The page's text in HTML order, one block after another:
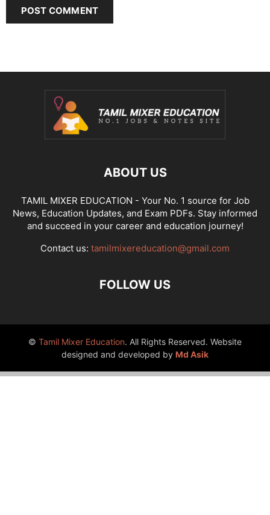
ABOUT US
TAMIL MIXER EDUCATION - Your No. 1 source for Job
News, Education Updates, and Exam PDFs. Stay informed
and succeed in your career and education journey!
Contact us: tamilmixereducation@gmail.com
FOLLOW US
© Tamil Mixer Education. All Rights Reserved. Website
designed and developed by Md Asik